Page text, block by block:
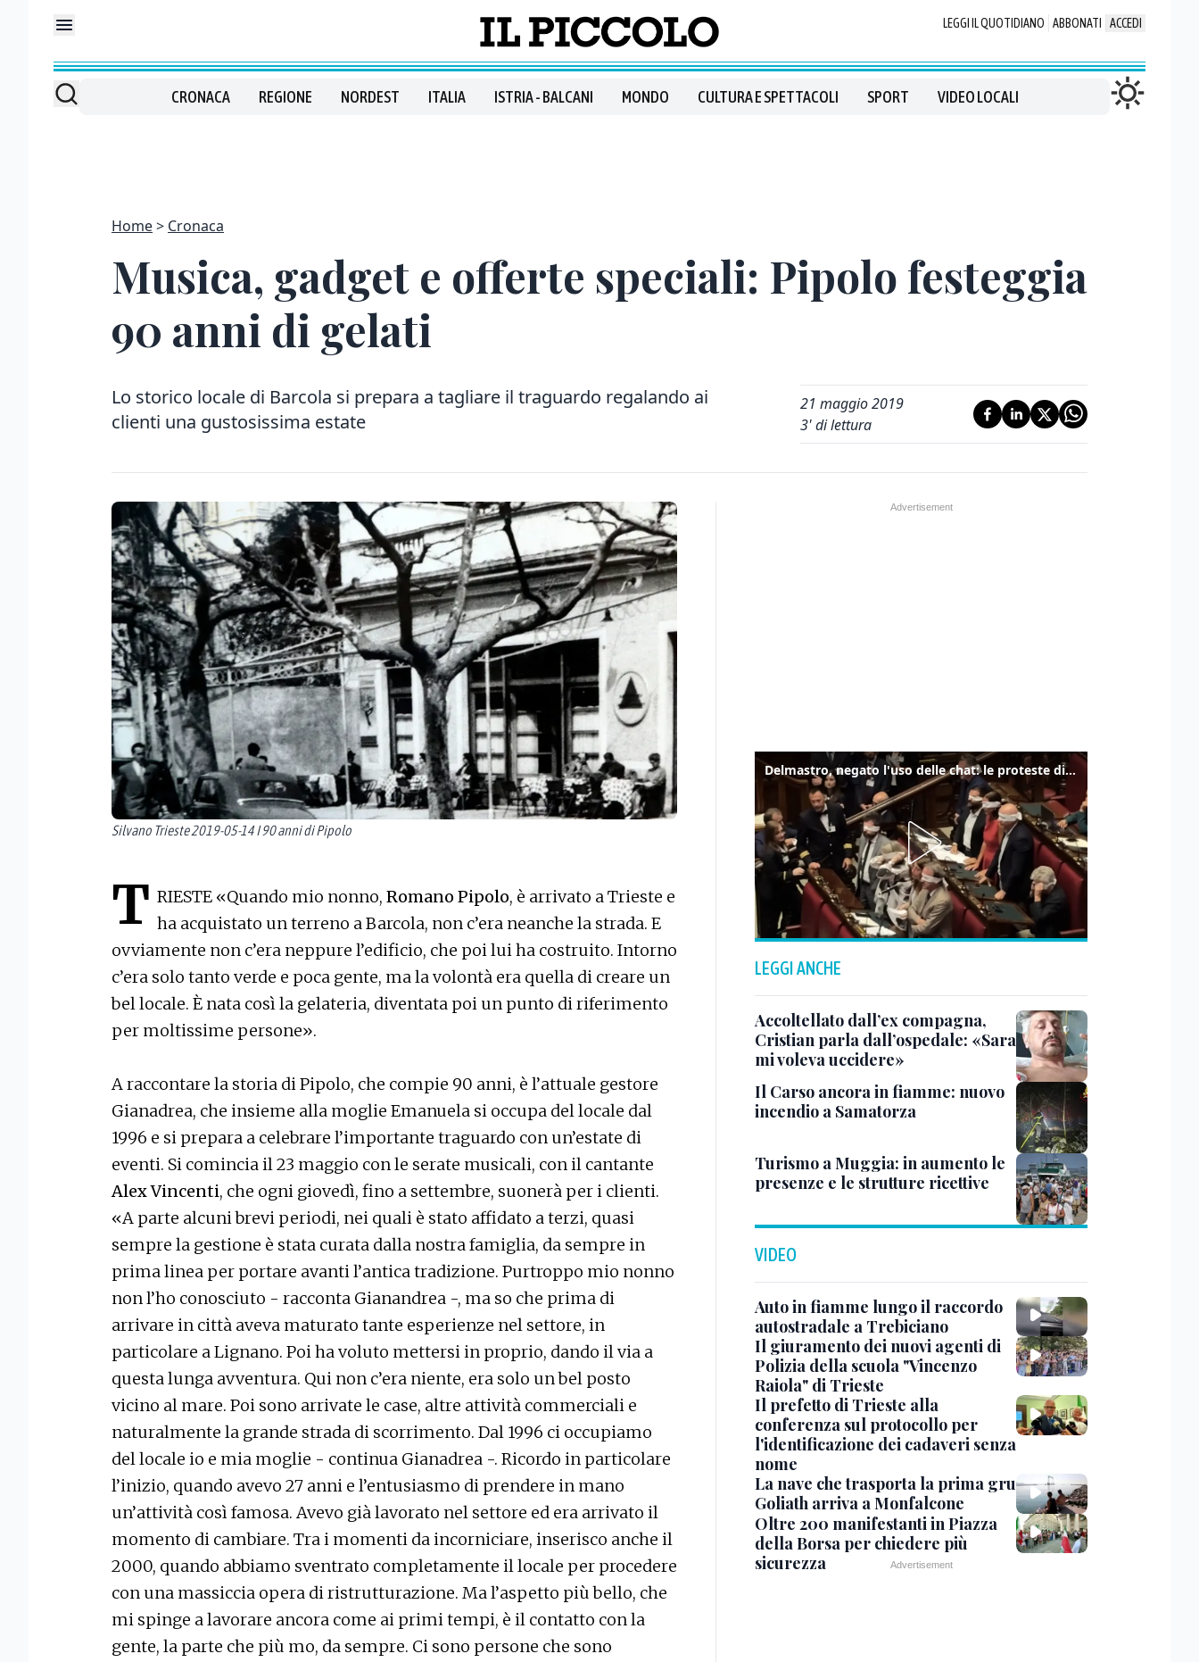
LEGGI IL QUOTIDIANO ABBONATI ACCEDI
CRONACA REGIONE NORDEST ITALIA ISTRIA - BALCANI MONDO CULTURA E SPETTACOLI SPORT VIDEO LOCALI
Home Cronaca
Musica, gadget e offerte speciali: Pipolo festeggia
90 anni di gelati
Lo storico locale di Barcola si prepara a tagliare il traguardo regalando ai
clienti una gustosissima estate
21 maggio 2019
3' di lettura
Silvano Trieste 2019-05-14 I 90 anni di Pipolo
T RIESTE «Quando mio nonno, Romano Pipolo, è arrivato a Trieste e
ha acquistato un terreno a Barcola, non c’era neanche la strada. E
ovviamente non c’era neppure l’edificio, che poi lui ha costruito. Intorno
c’era solo tanto verde e poca gente, ma la volontà era quella di creare un
bel locale. È nata così la gelateria, diventata poi un punto di riferimento
per moltissime persone».
A raccontare la storia di Pipolo, che compie 90 anni, è l’attuale gestore
Gianadrea, che insieme alla moglie Emanuela si occupa del locale dal
1996 e si prepara a celebrare l’importante traguardo con un’estate di
eventi. Si comincia il 23 maggio con le serate musicali, con il cantante
Alex Vincenti, che ogni giovedì, fino a settembre, suonerà per i clienti.
«A parte alcuni brevi periodi, nei quali è stato affidato a terzi, quasi
sempre la gestione è stata curata dalla nostra famiglia, da sempre in
prima linea per portare avanti l’antica tradizione. Purtroppo mio nonno
non l’ho conosciuto - racconta Gianandrea -, ma so che prima di
arrivare in città aveva maturato tante esperienze nel settore, in
particolare a Lignano. Poi ha voluto mettersi in proprio, dando il via a
questa lunga avventura. Qui non c’era niente, era solo un bel posto
vicino al mare. Poi sono arrivate le case, altre attività commerciali e
naturalmente la grande strada di scorrimento. Dal 1996 ci occupiamo
del locale io e mia moglie - continua Gianadrea -. Ricordo in particolare
l’inizio, quando avevo 27 anni e l’entusiasmo di prendere in mano
un’attività così famosa. Avevo già lavorato nel settore ed era arrivato il
momento di cambiare. Tra i momenti da incorniciare, inserisco anche il
2000, quando abbiamo sventrato completamente il locale per procedere
con una massiccia opera di ristrutturazione. Ma l’aspetto più bello, che
mi spinge a lavorare ancora come ai primi tempi, è il contatto con la
gente, la parte che più mo, da sempre. Ci sono persone che sono
Delmastro, negato l'uso delle chat: le proteste di Avs e M5s
LEGGI ANCHE
Accoltellato dall’ex compagna,
Cristian parla dall’ospedale: «Sara
mi voleva uccidere»
Il Carso ancora in fiamme: nuovo
incendio a Samatorza
Turismo a Muggia: in aumento le
presenze e le strutture ricettive
VIDEO
Auto in fiamme lungo il raccordo
autostradale a Trebiciano
Il giuramento dei nuovi agenti di
Polizia della scuola "Vincenzo
Raiola" di Trieste
Il prefetto di Trieste alla
conferenza sul protocollo per
l'identificazione dei cadaveri senza
nome
La nave che trasporta la prima gru
Goliath arriva a Monfalcone
Oltre 200 manifestanti in Piazza
della Borsa per chiedere più
sicurezza